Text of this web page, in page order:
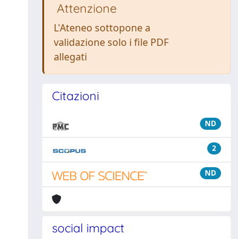
Attenzione
L'Ateneo sottopone a
validazione solo i file PDF
allegati
Citazioni
ND
2
ND
social impact